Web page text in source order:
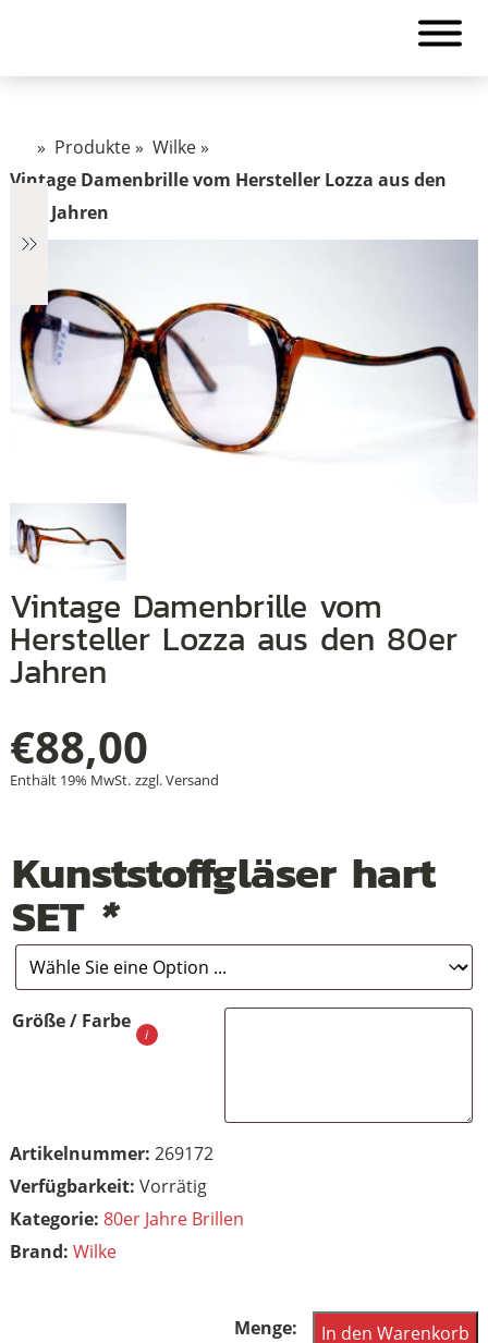
» Produkte» Wilke»
Vintage Damenbrille vom Hersteller Lozza aus den
80er Jahren
Vintage Damenbrille vom
Hersteller Lozza aus den 80er
Jahren
€88,00
Enthält 19% MwSt. zzgl.Versand
Kunststoffgläser hart
SET *
Größe / Farbe
Artikelnummer: 269172
Vorrätig
Kategorie: 80er Jahre Brillen
Brand: Wilke
Vintage
In den Warenkorb
2.890
+
+